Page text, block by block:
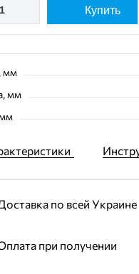
Купить
мм
мм
по всей Украине
при получении